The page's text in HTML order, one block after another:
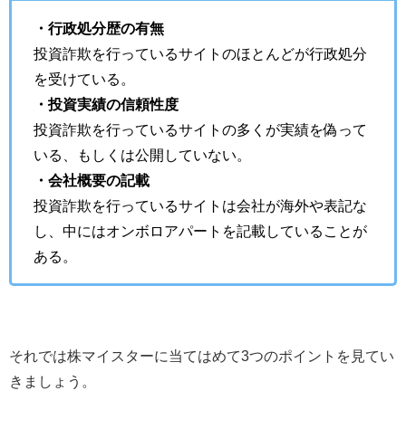
・行政処分歴の有無
投資詐欺を行っているサイトのほとんどが行政処分
を受けている。
・投資実績の信頼性度
投資詐欺を行っているサイトの多くが実績を偽って
いる、もしくは公開していない。
・会社概要の記載
投資詐欺を行っているサイトは会社が海外や表記な
し、中にはオンボロアパートを記載していることが
ある。
それでは株マイスターに当てはめて3つのポイントを見てい
きましょう。